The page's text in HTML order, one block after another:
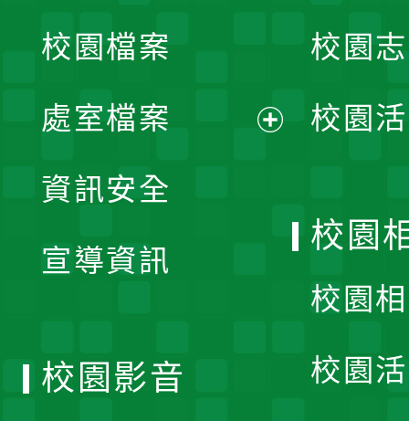
單
校園檔案
處室檔案
資訊安全
宣導資訊
校園
校園
校園
校園
校園
校園影音